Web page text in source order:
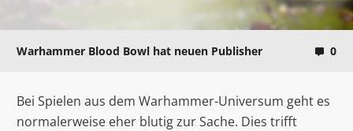
Warhammer Blood Bowl hat neuen Publisher 0
Bei Spielen aus dem Warhammer-Universum geht es
normalerweise eher blutig zur Sache. Dies trifft